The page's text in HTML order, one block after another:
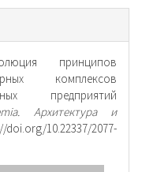
принципов
комплексов
предприятий
Архитектура и
doi.org/10.22337/2077-